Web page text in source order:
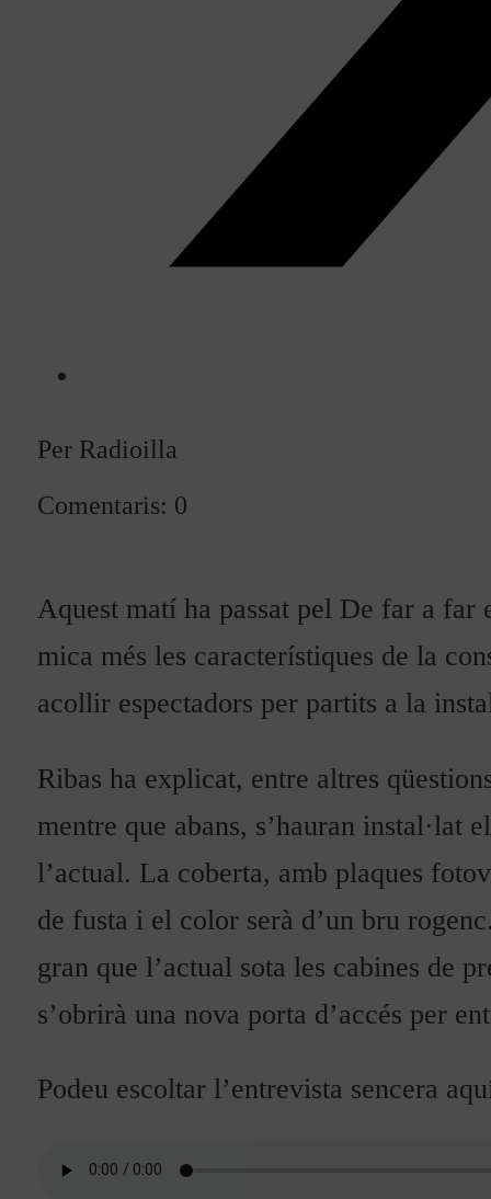
Per Radioilla
Comentaris: 0
Aquest matí ha passat pel De far a far
mica més les característiques de la
acollir espectadors per partits a la
Ribas ha explicat, entre altres
mentre que abans, s’hauran instal·lat
l’actual. La coberta, amb plaques
de fusta i el color serà d’un bru
gran que l’actual sota les cabines de
s’obrirà una nova porta d’accés per
Podeu escoltar l’entrevista sencera